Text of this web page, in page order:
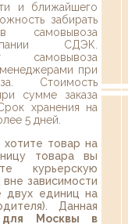
и ближайшего
забирать
самовывоза
СДЭК.
самовывоза
при
Стоимость
сумме заказа
хранения на
5 дней.
хотите товар на
товара вы
курьерскую
зависимости
двух единиц на
Данная
для Москвы в